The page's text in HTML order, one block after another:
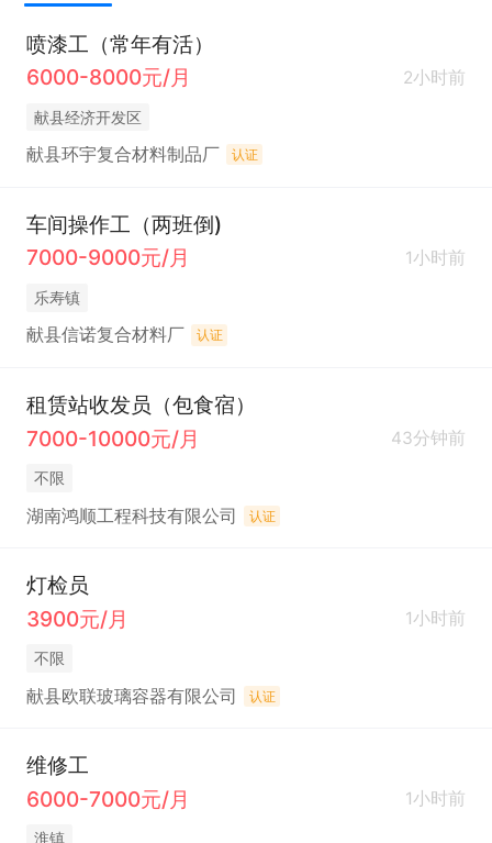
喷漆工（常年有活）
6000-8000元/月
2小时前
献县经济开发区
献县环宇复合材料制品厂 认证
车间操作工（两班倒)
7000-9000元/月
1小时前
乐寿镇
献县信诺复合材料厂 认证
租赁站收发员（包食宿）
7000-10000元/月
43分钟前
不限
湖南鸿顺工程科技有限公司 认证
灯检员
3900元/月
1小时前
不限
献县欧联玻璃容器有限公司 认证
维修工
6000-7000元/月
1小时前
淮镇